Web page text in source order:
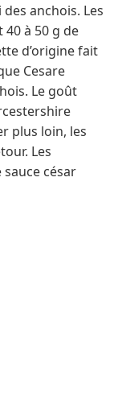
anchois. Les
à 50 g de
d’origine fait
Cesare
Le goût
plus loin, les
Les
césar